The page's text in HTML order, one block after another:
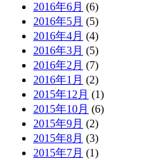
2016年6月 (6)
2016年5月 (5)
2016年4月 (4)
2016年3月 (5)
2016年2月 (7)
2016年1月 (2)
2015年12月 (1)
2015年10月 (6)
2015年9月 (2)
2015年8月 (3)
2015年7月 (1)